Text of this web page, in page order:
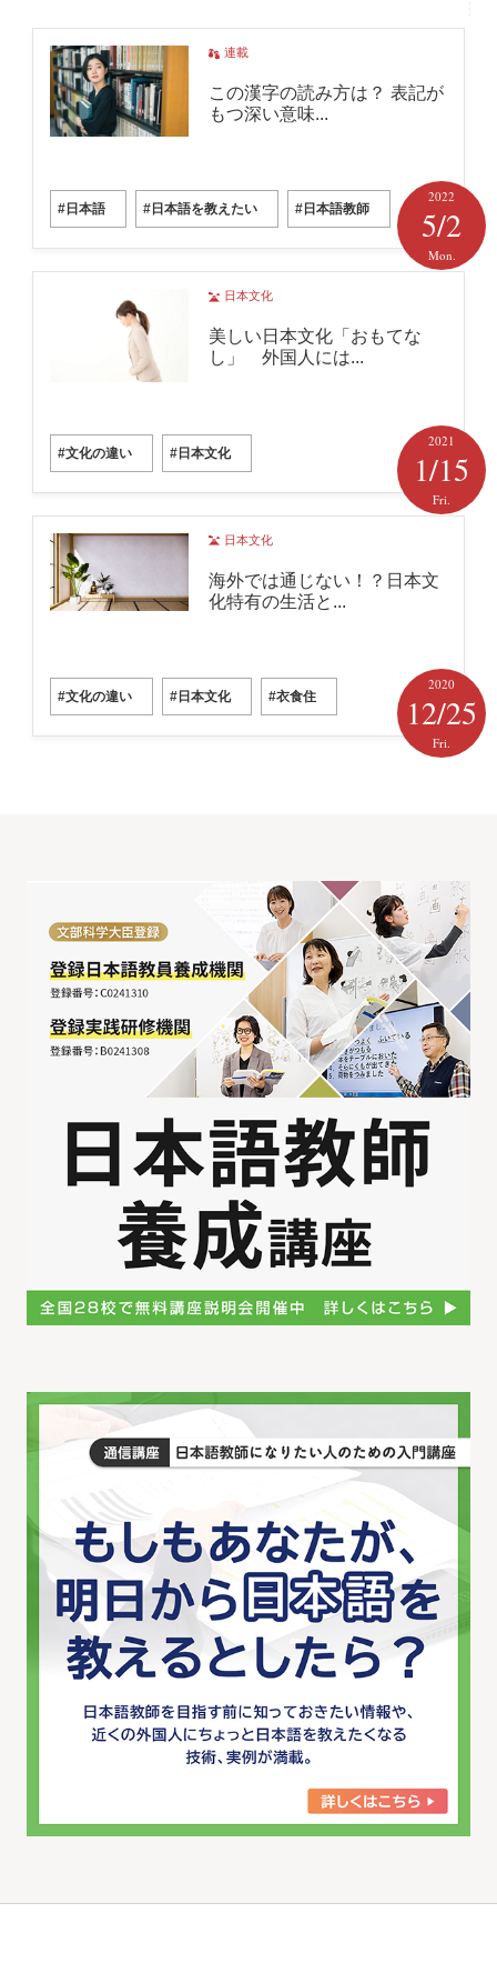
連載
この漢字の読み方は？ 表記が
もつ深い意味...
#日本語 #日本語を教えたい #日本語教師
2022
5/2
Mon.
日本文化
美しい日本文化「おもてな
し」 外国人には...
#文化の違い #日本文化
2021
1/15
Fri.
日本文化
海外では通じない！？日本文
化特有の生活と...
#文化の違い #日本文化 #衣食住
2020
12/25
Fri.